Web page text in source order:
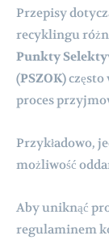
Przepisy
recyklingu
Punkty
(PSZOK)
proces
Przykładowo,
możliwość
Aby uniknąć
regulaminem